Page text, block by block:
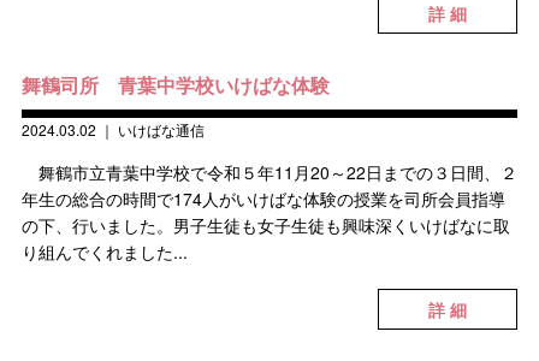
詳 細
舞鶴司所 青葉中学校いけばな体験
2024.03.02 ｜ いけばな通信
舞鶴市立青葉中学校で令和５年11月20～22日までの３日間、２
年生の総合の時間で174人がいけばな体験の授業を司所会員指導
の下、行いました。男子生徒も女子生徒も興味深くいけばなに取
り組んでくれました...
詳 細